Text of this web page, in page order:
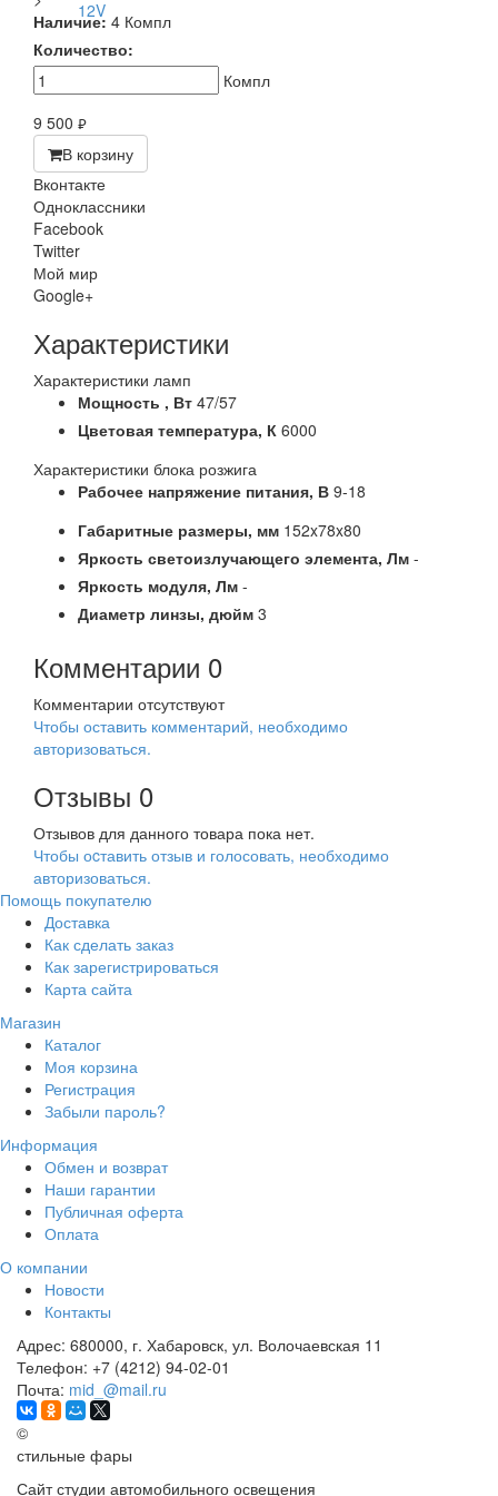
Наличие: 4 Компл
Количество:
Компл
9 500 руб.
В корзину
Вконтакте
Одноклассники
Facebook
Twitter
Мой мир
Google+
Характеристики
Характеристики ламп
Мощность , Вт 47/57
Цветовая температура, К 6000
Характеристики блока розжига
Рабочее напряжение питания, В 9-18
Габаритные размеры, мм 152x78x80
Яркость светоизлучающего элемента, Лм -
Яркость модуля, Лм -
Диаметр линзы, дюйм 3
Комментарии 0
Комментарии отсутствуют
Чтобы оставить комментарий, необходимо
авторизоваться.
Отзывы 0
Отзывов для данного товара пока нет.
Чтобы оcтавить отзыв и голосовать, необходимо
авторизоваться.
Помощь покупателю
Доставка
Как сделать заказ
Как зарегистрироваться
Карта сайта
Магазин
Каталог
Моя корзина
Регистрация
Забыли пароль?
Информация
Обмен и возврат
Наши гарантии
Публичная оферта
Оплата
О компании
Новости
Контакты
Адрес: 680000, г. Хабаровск, ул. Волочаевская 11
Телефон: +7 (4212) 94-02-01
Почта: mid_@mail.ru
©
стильные фары
Сайт студии автомобильного освещения